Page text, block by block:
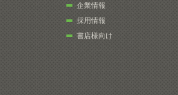
企業情報
採用情報
書店様向け